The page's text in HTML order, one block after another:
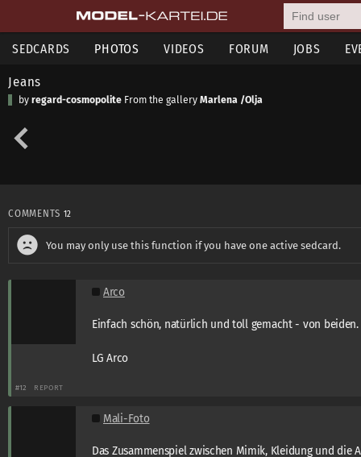
SEDCARDS PHOTOS VIDEOS FORUM JOBS
Jeans
by regard-cosmopolite From the gallery Marlena /Olja
COMMENTS 12
You may only use this function if you have one active sedcard.
Arco
Einfach schön, natürlich und toll gemacht - von beiden.
LG Arco
#12 REPORT
Mali-Foto
Das Zusammenspiel zwischen Mimik, Kleidung und die